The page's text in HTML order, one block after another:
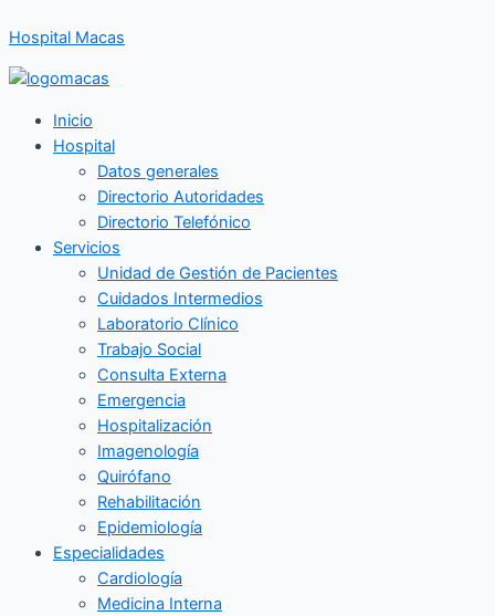
al
contenido
Hospital Macas
Inicio
Hospital
Datos generales
Directorio Autoridades
Directorio Telefónico
Servicios
Unidad de Gestión de Pacientes
Cuidados Intermedios
Laboratorio Clínico
Trabajo Social
Consulta Externa
Emergencia
Hospitalización
Imagenología
Quirófano
Rehabilitación
Epidemiología
Especialidades
Cardiología
Medicina Interna